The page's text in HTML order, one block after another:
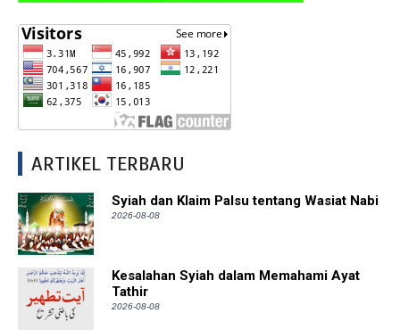
ARTIKEL TERBARU
Syiah dan Klaim Palsu tentang Wasiat Nabi
2026-08-08
Kesalahan Syiah dalam Memahami Ayat
Tathir
2026-08-08